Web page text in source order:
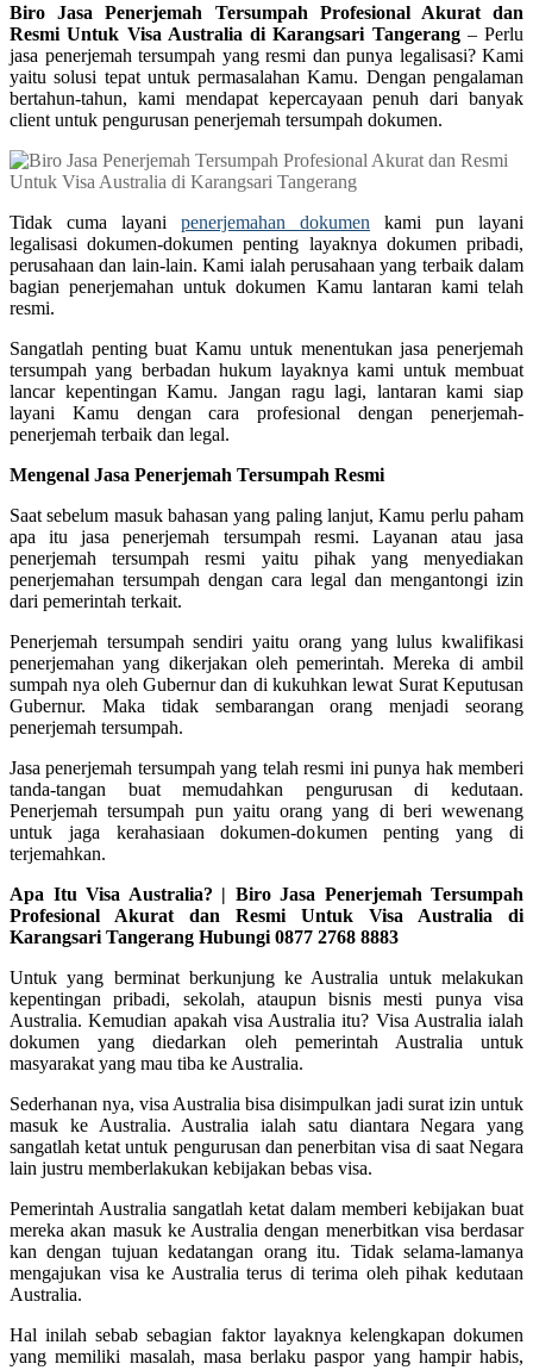
Biro Jasa Penerjemah Tersumpah Profesional Akurat dan
Resmi Untuk Visa Australia di Karangsari Tangerang– Perlu
jasa penerjemah tersumpah yang resmi dan punya legalisasi? Kami
yaitu solusi tepat untuk permasalahan Kamu. Dengan pengalaman
bertahun-tahun, kami mendapat kepercayaan penuh dari banyak
client untuk pengurusan penerjemah tersumpah dokumen.
Tidak cuma layani penerjemahan dokumen kami pun layani
legalisasi dokumen-dokumen penting layaknya dokumen pribadi,
perusahaan dan lain-lain. Kami ialah perusahaan yang terbaik dalam
bagian penerjemahan untuk dokumen Kamu lantaran kami telah
resmi.
Sangatlah penting buat Kamu untuk menentukan jasa penerjemah
tersumpah yang berbadan hukum layaknya kami untuk membuat
lancar kepentingan Kamu. Jangan ragu lagi, lantaran kami siap
layani Kamu dengan cara profesional dengan penerjemah-
penerjemah terbaik dan legal.
Mengenal Jasa Penerjemah Tersumpah Resmi
Saat sebelum masuk bahasan yang paling lanjut, Kamu perlu paham
apa itu jasa penerjemah tersumpah resmi. Layanan atau jasa
penerjemah tersumpah resmi yaitu pihak yang menyediakan
penerjemahan tersumpah dengan cara legal dan mengantongi izin
dari pemerintah terkait.
Penerjemah tersumpah sendiri yaitu orang yang lulus kwalifikasi
penerjemahan yang dikerjakan oleh pemerintah. Mereka di ambil
sumpah nya oleh Gubernur dan di kukuhkan lewat Surat Keputusan
Gubernur. Maka tidak sembarangan orang menjadi seorang
penerjemah tersumpah.
Jasa penerjemah tersumpah yang telah resmi ini punya hak memberi
tanda-tangan buat memudahkan pengurusan di kedutaan.
Penerjemah tersumpah pun yaitu orang yang di beri wewenang
untuk jaga kerahasiaan dokumen-dokumen penting yang di
terjemahkan.
Apa Itu Visa Australia? | Biro Jasa Penerjemah Tersumpah
Profesional Akurat dan Resmi Untuk Visa Australia di
Karangsari Tangerang Hubungi 0877 2768 8883
Untuk yang berminat berkunjung ke Australia untuk melakukan
kepentingan pribadi, sekolah, ataupun bisnis mesti punya visa
Australia. Kemudian apakah visa Australia itu? Visa Australia ialah
dokumen yang diedarkan oleh pemerintah Australia untuk
masyarakat yang mau tiba ke Australia.
Sederhanan nya, visa Australia bisa disimpulkan jadi surat izin untuk
masuk ke Australia. Australia ialah satu diantara Negara yang
sangatlah ketat untuk pengurusan dan penerbitan visa di saat Negara
lain justru memberlakukan kebijakan bebas visa.
Pemerintah Australia sangatlah ketat dalam memberi kebijakan buat
mereka akan masuk ke Australia dengan menerbitkan visa berdasar
kan dengan tujuan kedatangan orang itu. Tidak selama-lamanya
mengajukan visa ke Australia terus di terima oleh pihak kedutaan
Australia.
Hal inilah sebab sebagian faktor layaknya kelengkapan dokumen
yang memiliki masalah, masa berlaku paspor yang hampir habis,